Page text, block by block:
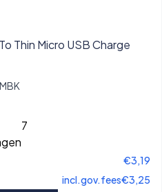
Thin Micro USB Charge
7
€3,19
incl.gov.fees€3,25